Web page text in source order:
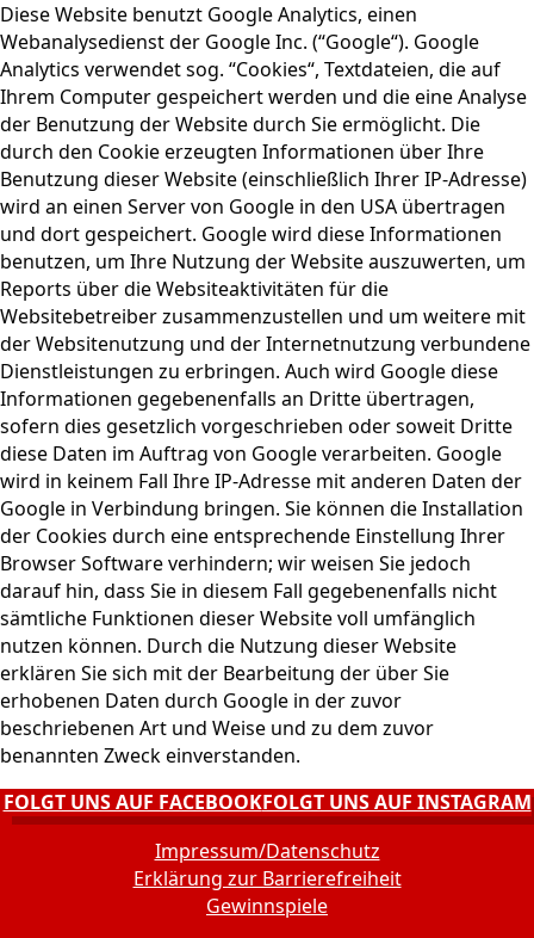
Diese Website benutzt Google Analytics, einen
Webanalysedienst der Google Inc. (“Google“). Google
Analytics verwendet sog. “Cookies“, Textdateien, die auf
Ihrem Computer gespeichert werden und die eine Analyse
der Benutzung der Website durch Sie ermöglicht. Die
durch den Cookie erzeugten Informationen über Ihre
Benutzung dieser Website (einschließlich Ihrer IP-Adresse)
wird an einen Server von Google in den USA übertragen
und dort gespeichert. Google wird diese Informationen
benutzen, um Ihre Nutzung der Website auszuwerten, um
Reports über die Websiteaktivitäten für die
Websitebetreiber zusammenzustellen und um weitere mit
der Websitenutzung und der Internetnutzung verbundene
Dienstleistungen zu erbringen. Auch wird Google diese
Informationen gegebenenfalls an Dritte übertragen,
sofern dies gesetzlich vorgeschrieben oder soweit Dritte
diese Daten im Auftrag von Google verarbeiten. Google
wird in keinem Fall Ihre IP-Adresse mit anderen Daten der
Google in Verbindung bringen. Sie können die Installation
der Cookies durch eine entsprechende Einstellung Ihrer
Browser Software verhindern; wir weisen Sie jedoch
darauf hin, dass Sie in diesem Fall gegebenenfalls nicht
sämtliche Funktionen dieser Website voll umfänglich
nutzen können. Durch die Nutzung dieser Website
erklären Sie sich mit der Bearbeitung der über Sie
erhobenen Daten durch Google in der zuvor
beschriebenen Art und Weise und zu dem zuvor
benannten Zweck einverstanden.
FOLGT UNS AUF FACEBOOKFOLGT UNS AUF INSTAGRAM
Impressum/Datenschutz
Erklärung zur Barrierefreiheit
Gewinnspiele